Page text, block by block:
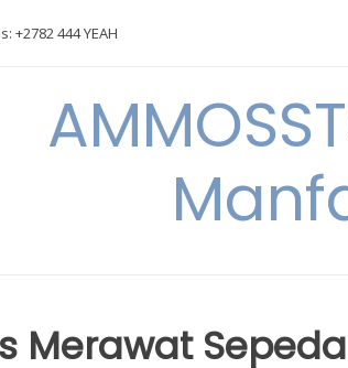
+2782 444 YEAH
Merawat